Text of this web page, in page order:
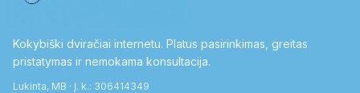
Kokybiški dviračiai internetu. Platus pasirinkimas, greitas
pristatymas ir nemokama konsultacija.
Lukinta, MB · Į. k.: 306414349